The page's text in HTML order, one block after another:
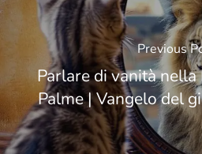
Previous
Parlare di vanità
Palme | Vangelo del